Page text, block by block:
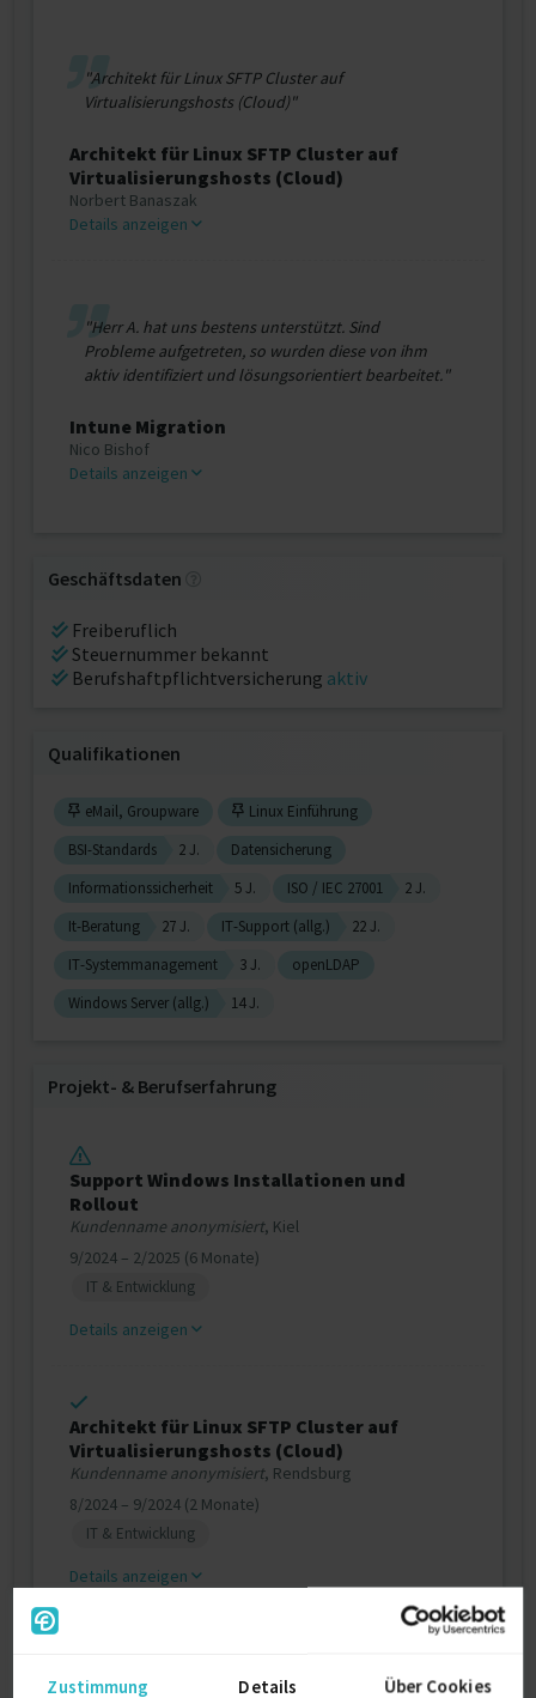
Zustimmung Details Über Cookies
"Architekt für Linux SFTP Cluster auf
Virtualisierungshosts (Cloud)"
Architekt für Linux SFTP Cluster auf
Virtualisierungshosts (Cloud)
Norbert Banaszak
Details anzeigen
"Herr A. hat uns bestens unterstützt. Sind
Probleme aufgetreten, so wurden diese von ihm
aktiv identifiziert und lösungsorientiert bearbeitet."
Intune Migration
Nico Bishof
Details anzeigen
Geschäftsdaten
Freiberuflich
Steuernummer bekannt
Berufshaftpflichtversicherung aktiv
Qualifikationen
eMail, Groupware
Linux Einführung
BSI-Standards
2 J.
Datensicherung
Informationssicherheit
5 J. ISO / IEC 27001
2 J.
It-Beratung
27 J. IT-Support (allg.)
22 J.
IT-Systemmanagement
3 J.
openLDAP
Windows Server (allg.)
14 J.
Projekt‐ & Berufserfahrung
Support Windows Installationen und
Rollout
Kundenname anonymisiert, Kiel
9/2024 – 2/2025 (6 Monate)
IT & Entwicklung
Details anzeigen
Architekt für Linux SFTP Cluster auf
Virtualisierungshosts (Cloud)
Kundenname anonymisiert, Rendsburg
8/2024 – 9/2024 (2 Monate)
IT & Entwicklung
Details anzeigen